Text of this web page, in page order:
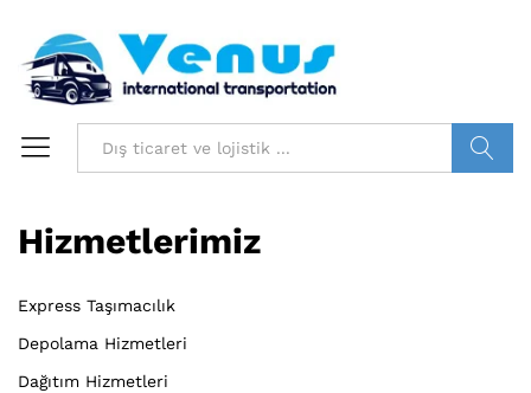
Hizmetlerimiz
Express Taşımacılık
Depolama Hizmetleri
Dağıtım Hizmetleri